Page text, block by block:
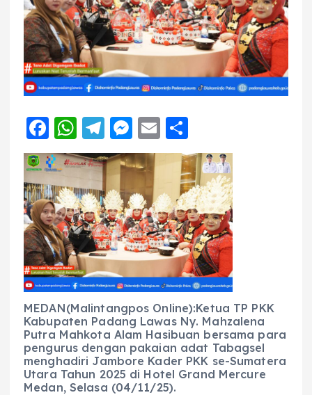
F
a
c
e
b
o
o
k
W
h
a
ts
A
p
p
T
el
e
g
r
a
m
M
e
ss
e
n
g
er
E
m
ai
l
h
a
re
MEDAN(Malintangpos Online):Ketua TP PKK
Kabupaten Padang Lawas Ny. Mahzalena
Putra Mahkota Alam Hasibuan bersama para
pengurus dengan pakaian adat Tabagsel
menghadiri Jambore Kader PKK se-Sumatera
Utara Tahun 2025 di Hotel Grand Mercure
Medan, Selasa (04/11/25).